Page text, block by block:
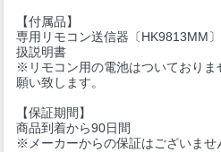
【付属品】
専用リモコン送信器〔HK9813MM
扱説明書
※リモコン用の電池はついておりま
願い致します。
【保証期間】
商品到着から90日間
※メーカーからの保証はございませ